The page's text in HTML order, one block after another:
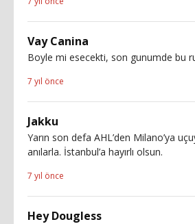
Vay Canina
Boyle mi esecekti, son gunumde bu
7 yıl önce
Jakku
Yarın son defa AHL’den Milano’ya
anılarla. İstanbul’a hayırlı olsun.
7 yıl önce
Hey Dougless